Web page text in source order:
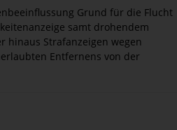
Grund für die Flucht
samt drohendem
hinaus Strafanzeigen wegen
Entfernens von der